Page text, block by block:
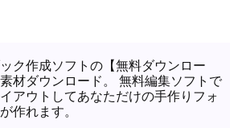
ク作成ソフトの【無料ダウンロー
材ダウンロード。 無料編集ソフトで
アウトしてあなただけの手作りフォ
作れます。